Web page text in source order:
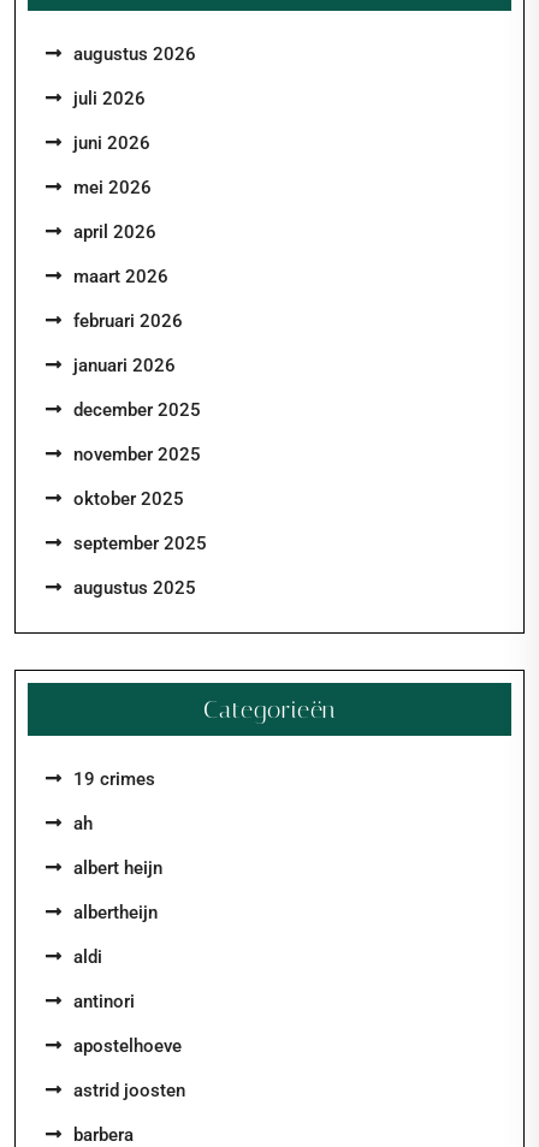
augustus 2026
juli 2026
juni 2026
mei 2026
april 2026
maart 2026
februari 2026
januari 2026
december 2025
november 2025
oktober 2025
september 2025
augustus 2025
Categorieën
19 crimes
ah
albert heijn
albertheijn
aldi
antinori
apostelhoeve
astrid joosten
barbera